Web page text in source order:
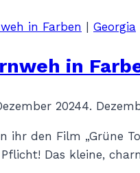
in Farben Georgia
in
20244.
ihr den Film „Grüne
Das kleine,